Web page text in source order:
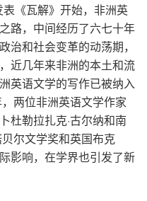
《瓦解》开始，非洲英
路，中间经历了六七十年
治和社会变革的动荡期，
近几年来非洲的本土和流
英语文学的写作已被纳入
两位非洲英语文学作家
勒拉扎克·古尔纳和南
尔文学奖和英国布克
影响，在学界也引发了新